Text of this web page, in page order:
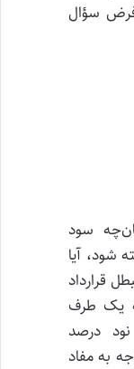
سؤال
مشارکت مدنی: ۱-چنان‌چه سود
شود، آیا
قرارداد
که یک طرف
درصد
به مفاد